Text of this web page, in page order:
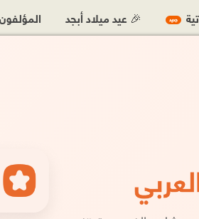
جديد 🎉 عيد ميلاد أبجد المؤلفون